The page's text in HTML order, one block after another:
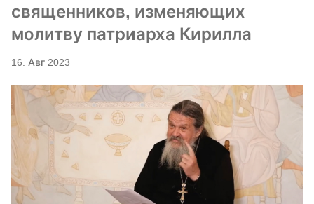
священников, изменяющих
молитву патриарха Кирилла
16. Авг 2023